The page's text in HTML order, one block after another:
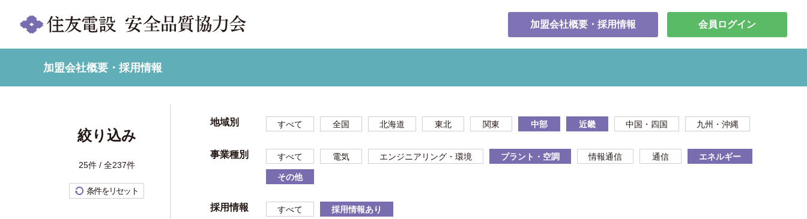
加盟会社概要・採用情報 会員ログイン
加盟会社概要・採用情報
絞り込み
25件 / 全237件
条件をリセット
地域別 すべて 全国 北海道 東北 関東 中部 近畿 中国・四国 九州・沖縄
事業種別 すべて 電気 エンジニアリング・環境 プラント・空調 情報通信 通信 エネルギー
その他
採用情報 すべて 採用情報あり